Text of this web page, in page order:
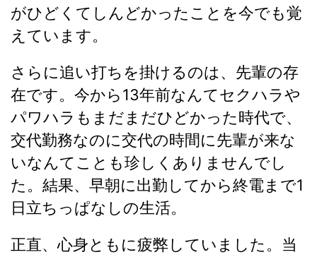
がひどくてしんどかったことを今でも覚
えています。
さらに追い打ちを掛けるのは、先輩の存
在です。今から13年前なんてセクハラや
パワハラもまだまだひどかった時代で、
交代勤務なのに交代の時間に先輩が来な
いなんてことも珍しくありませんでし
た。結果、早朝に出勤してから終電まで1
日立ちっぱなしの生活。
正直、心身ともに疲弊していました。当